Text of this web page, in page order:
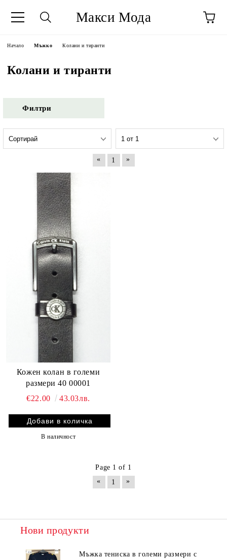
Макси Мода
Начало Мъжко Колани и тиранти
Колани и тиранти
Филтри
« 1 »
Кожен колан в големи
размери 40 00001
€22.00
43.03лв.
В наличност
Page 1 of 1
«
1 »
Нови продукти
Мъжка тениска в големи размери с